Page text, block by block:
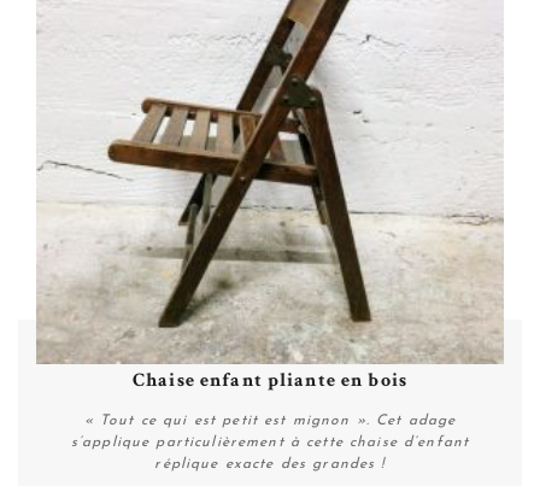
Chaise enfant pliante en bois
« Tout ce qui est petit est mignon ». Cet adage
s’applique particulièrement à cette chaise d’enfant
réplique exacte des grandes !